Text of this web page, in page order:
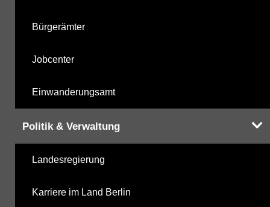
Bürgerämter
Jobcenter
Einwanderungsamt
Politik & Verwaltung
Landesregierung
Karriere im Land Berlin